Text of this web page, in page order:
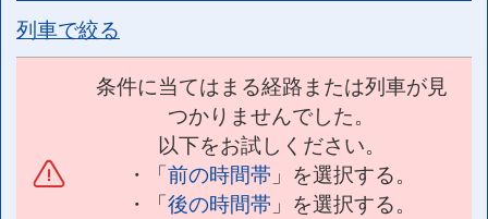
列車で絞る
条件に当てはまる経路または列車が見
つかりませんでした。
以下をお試しください。
・「前の時間帯 」を選択する。
・「後の時間帯 」を選択する。